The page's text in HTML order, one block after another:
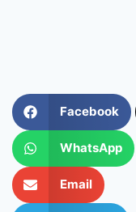
Facebook
WhatsApp
Email